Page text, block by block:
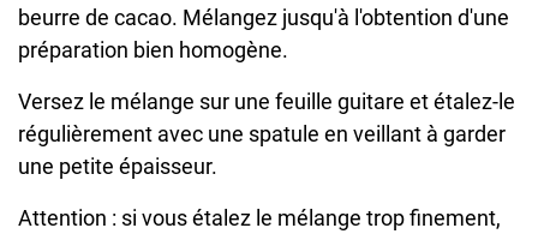
beurre de cacao. Mélangez jusqu'à l'obtention d'une
préparation bien homogène.
Versez le mélange sur une feuille guitare et étalez-le
régulièrement avec une spatule en veillant à garder
une petite épaisseur.
Attention : si vous étalez le mélange trop finement,